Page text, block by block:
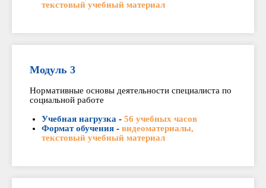
текстовый учебный материал
Модуль 3
Нормативные основы деятельности специалиста по
социальной работе
Учебная нагрузка - 56 учебных часов
Формат обучения - видеоматериалы,
текстовый учебный материал